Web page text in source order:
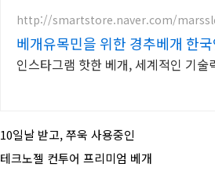
http://smartstore.naver.com/
베개유목민을 위한 경추베개 한
인스타그램 핫한 베개, 세계적인 기
10일날 받고, 쭈욱 사용중인
테크노젤 컨투어 프리미엄 베개